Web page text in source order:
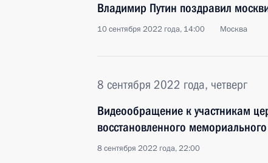
Владимир Путин поздравил
10 сентября 2022 года, 14:00 Москва
8 сентября 2022 года, четверг
Видеообращение к участникам
восстановленного
8 сентября 2022 года, 22:00